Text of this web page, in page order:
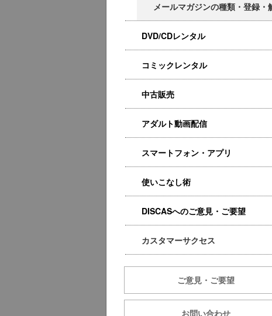
メールマガジンの種類・登録・
DVD/CDレンタル
コミックレンタル
中古販売
アダルト動画配信
スマートフォン・アプリ
使いこなし術
DISCASへのご意見・ご要望
カスタマーサクセス
ご意見・ご要望
お問い合わせ